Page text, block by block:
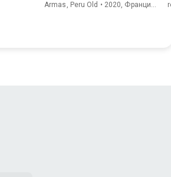
Armas, Peru Old • 2020, Франция,